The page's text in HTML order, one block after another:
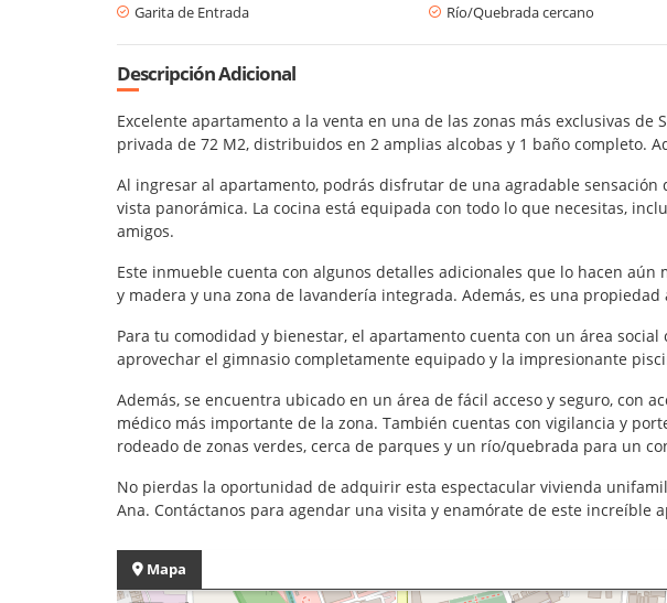
Garita de Entrada
Río/Quebrada cercano
Descripción Adicional
Excelente apartamento a la venta en una de las zonas más exclusivas
privada de 72 M2, distribuidos en 2 amplias alcobas y 1 baño completo.
Al ingresar al apartamento, podrás disfrutar de una agradable
vista panorámica. La cocina está equipada con todo lo que necesitas,
amigos.
Este inmueble cuenta con algunos detalles adicionales que lo hacen aún
y madera y una zona de lavandería integrada. Además, es una
Para tu comodidad y bienestar, el apartamento cuenta con un área
aprovechar el gimnasio completamente equipado y la impresionante
Además, se encuentra ubicado en un área de fácil acceso y seguro, con
médico más importante de la zona. También cuentas con vigilancia y
rodeado de zonas verdes, cerca de parques y un río/quebrada para un
No pierdas la oportunidad de adquirir esta espectacular vivienda
Ana. Contáctanos para agendar una visita y enamórate de este
Mapa